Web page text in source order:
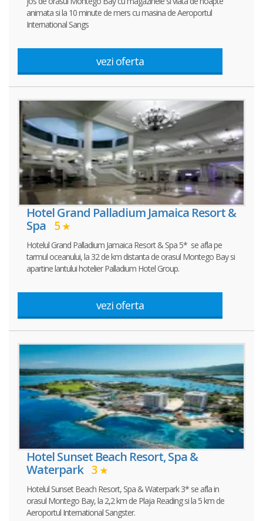
animata si la 10 minute de mers cu masina de Aeroportul
International Sangs
vezi oferta
Hotel Grand Palladium Jamaica Resort &
Spa 5
Hotelul Grand Palladium Jamaica Resort & Spa 5* se afla pe
tarmul oceanului, la 32 de km distanta de orasul Montego Bay si
apartine lantului hotelier Palladium Hotel Group.
vezi oferta
Hotel Sunset Beach Resort, Spa &
Waterpark 3
Hotelul Sunset Beach Resort, Spa & Waterpark 3* se afla in
orasul Montego Bay, la 2,2 km de Plaja Reading si la 5 km de
Aeroportul International Sangster.